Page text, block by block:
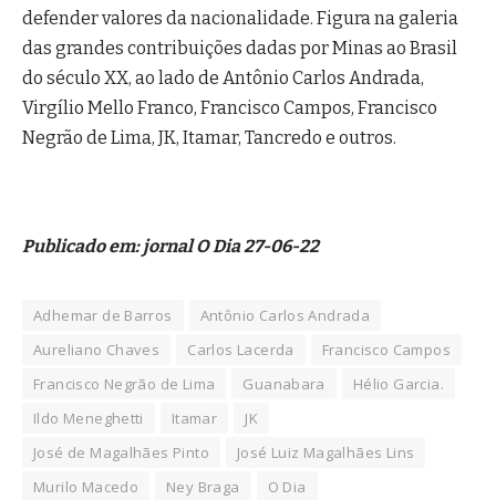
defender valores da nacionalidade. Figura na galeria
das grandes contribuições dadas por Minas ao Brasil
do século XX, ao lado de Antônio Carlos Andrada,
Virgílio Mello Franco, Francisco Campos, Francisco
Negrão de Lima, JK, Itamar, Tancredo e outros.
Publicado em: jornal O Dia 27-06-22
Adhemar de Barros
Antônio Carlos Andrada
Aureliano Chaves
Carlos Lacerda
Francisco Campos
Francisco Negrão de Lima
Guanabara
Hélio Garcia.
Ildo Meneghetti
Itamar
JK
José de Magalhães Pinto
José Luiz Magalhães Lins
Murilo Macedo
Ney Braga
O Dia